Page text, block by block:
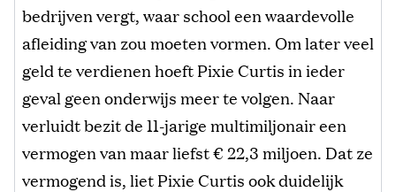
bedrijven vergt, waar school een waardevolle
afleiding van zou moeten vormen. Om later veel
geld te verdienen hoeft Pixie Curtis in ieder
geval geen onderwijs meer te volgen. Naar
verluidt bezit de 11-jarige multimiljonair een
vermogen van maar liefst € 22,3 miljoen. Dat ze
vermogend is, liet Pixie Curtis ook duidelijk